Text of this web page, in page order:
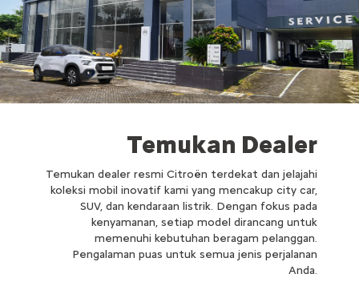
Temukan Dealer
Temukan dealer resmi Citroën terdekat dan jelajahi
koleksi mobil inovatif kami yang mencakup city car,
SUV, dan kendaraan listrik. Dengan fokus pada
kenyamanan, setiap model dirancang untuk
memenuhi kebutuhan beragam pelanggan.
Pengalaman puas untuk semua jenis perjalanan
Anda.